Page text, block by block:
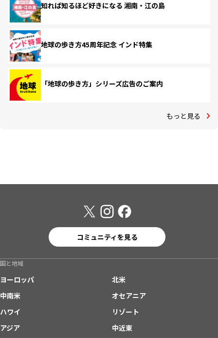
知れば知るほど好きになる 湘南・江の島
地球の歩き方45周年記念 インド特集
「地球の歩き方」シリーズ広告のご案内
もっと見る
コミュニティを見る
国と地域
ヨーロッパ
北米
中南米
オセアニア
ハワイ
リゾート
アジア
中近東